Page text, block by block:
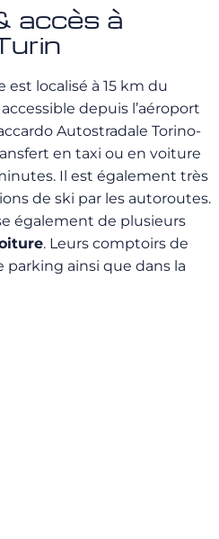
accès à
est localisé à 15 km du
depuis l’aéroport
Autostradale Torino-
en taxi ou en voiture
Il est également très
de ski par les autoroutes.
également de plusieurs
. Leurs comptoirs de
parking ainsi que dans la